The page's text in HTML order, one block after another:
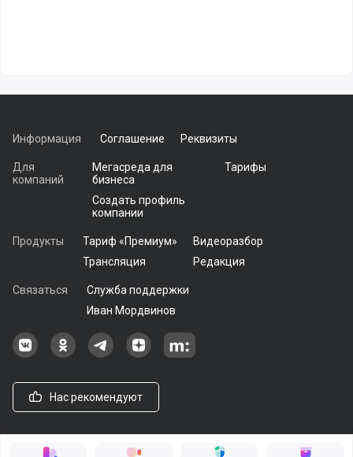
Информация Соглашение Реквизиты
Для
компаний
Мегасреда для
бизнеса
Тарифы
Создать профиль
компании
Продукты Тариф «Премиум»
Видеоразбор
Трансляция
Редакция
Связаться
Служба поддержки
Иван Мордвинов
Наша группа в ВКонтакте
Наша группа на Одноклассники[
Наша группа в Telegram
наш профиль на Дзен
Наш аккаунт на Мегасреде
Нас рекомендуют